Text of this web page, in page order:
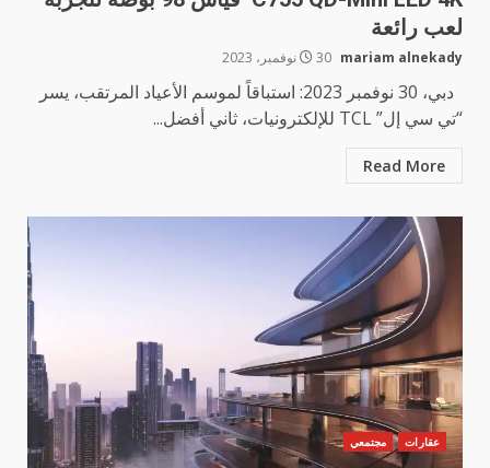
لعب رائعة
mariam alnekady 30 نوفمبر، 2023
دبي، 30 نوفمبر 2023: استباقاً لموسم الأعياد المرتقب، يسر
“تي سي إل” TCL للإلكترونيات، ثاني أفضل...
Read More
عقارات مجتمعي